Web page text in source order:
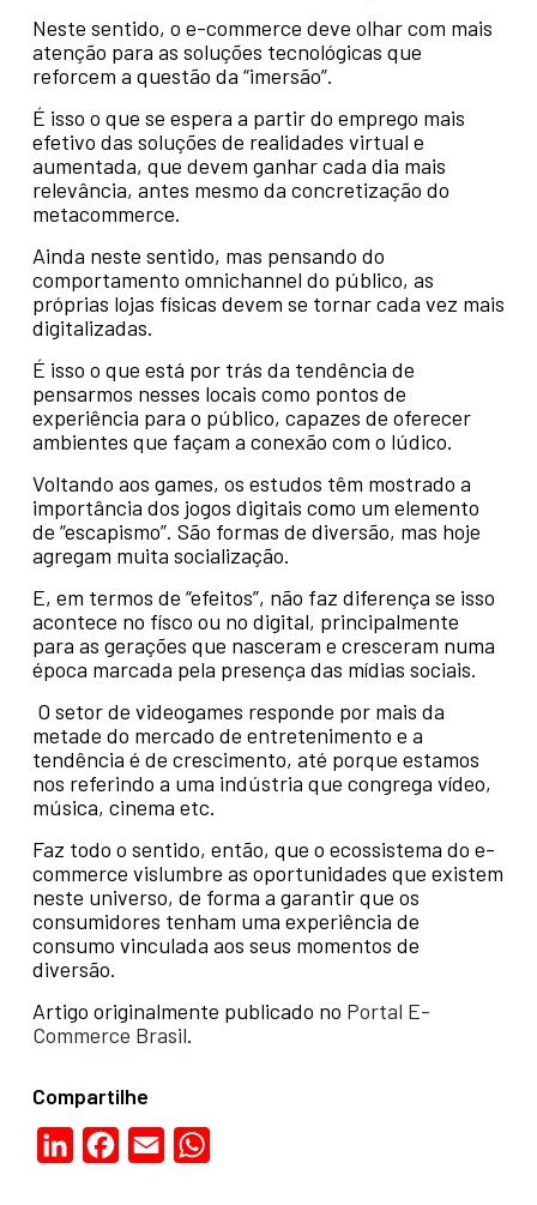
Neste sentido, o e-commerce deve olhar com mais
atenção para as soluções tecnológicas que
reforcem a questão da “imersão”.
É isso o que se espera a partir do emprego mais
efetivo das soluções de realidades virtual e
aumentada, que devem ganhar cada dia mais
relevância, antes mesmo da concretização do
metacommerce.
Ainda neste sentido, mas pensando do
comportamento omnichannel do público, as
próprias lojas físicas devem se tornar cada vez mais
digitalizadas.
É isso o que está por trás da tendência de
pensarmos nesses locais como pontos de
experiência para o público, capazes de oferecer
ambientes que façam a conexão com o lúdico.
Voltando aos games, os estudos têm mostrado a
importância dos jogos digitais como um elemento
de “escapismo”. São formas de diversão, mas hoje
agregam muita socialização.
E, em termos de “efeitos”, não faz diferença se isso
acontece no físco ou no digital, principalmente
para as gerações que nasceram e cresceram numa
época marcada pela presença das mídias sociais.
O setor de videogames responde por mais da
metade do mercado de entretenimento e a
tendência é de crescimento, até porque estamos
nos referindo a uma indústria que congrega vídeo,
música, cinema etc.
Faz todo o sentido, então, que o ecossistema do e-
commerce vislumbre as oportunidades que existem
neste universo, de forma a garantir que os
consumidores tenham uma experiência de
consumo vinculada aos seus momentos de
diversão.
Artigo originalmente publicado no Portal E-
Commerce Brasil.
Compartilhe
LinkedInFacebook
Email